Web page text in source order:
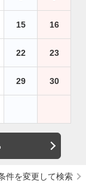
15 16
22 23
29 30
件を変更して検索